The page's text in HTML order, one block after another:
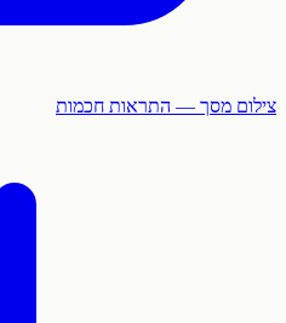
צילום מסך — התראות חכמות